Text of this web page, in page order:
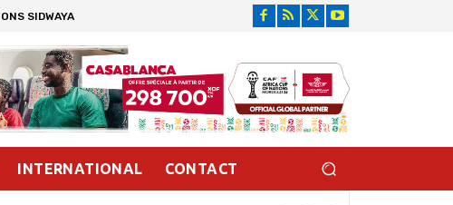
SIDWAYA
INTERNATIONAL CONTACT